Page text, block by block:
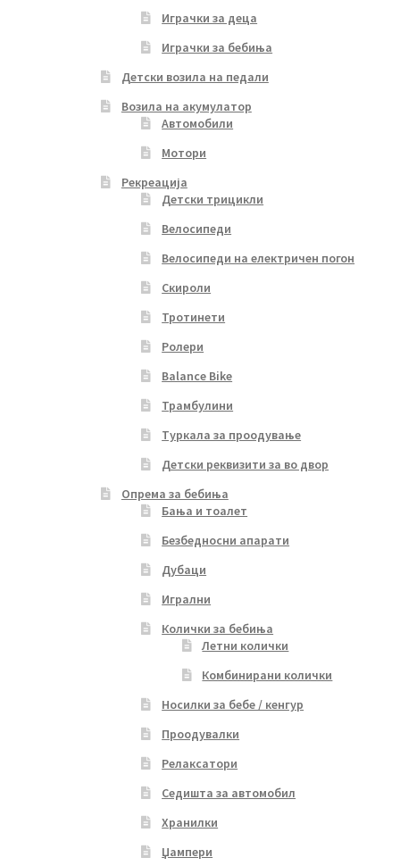
Играчки за деца
Играчки за бебиња
Детски возила на педали
Возила на акумулатор
Автомобили
Мотори
Рекреација
Детски трицикли
Велосипеди
Велосипеди на електричен погон
Скироли
Тротинети
Ролери
Balance Bike
Трамбулини
Туркала за проодување
Детски реквизити за во двор
Опрема за бебиња
Бања и тоалет
Безбедносни апарати
Дубаци
Игрални
Колички за бебиња
Летни колички
Комбинирани колички
Носилки за бебе / кенгур
Проодувалки
Релаксатори
Седишта за автомобил
Хранилки
Џампери